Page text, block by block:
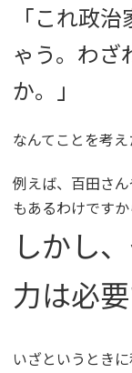
「これ政
ゃう。わざ
か。」
なんてことを考え
例えば、百田さ
もあるわけですか
しかし
力は必要
いざというとき